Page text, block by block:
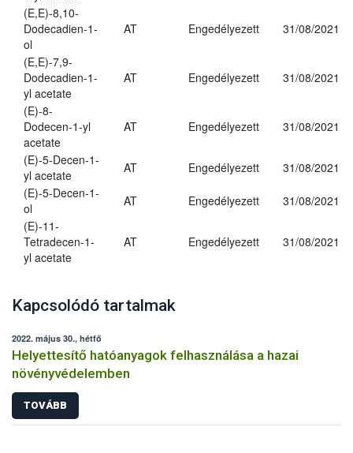
(E,E)-8,10-
Dodecadien-1-
ol
AT Engedélyezett 31/08/2021
(E,E)-7,9-
Dodecadien-1-
yl acetate
AT Engedélyezett 31/08/2021
(E)-8-
Dodecen-1-yl
acetate
AT Engedélyezett 31/08/2021
(E)-5-Decen-1-
yl acetate
AT Engedélyezett
31/08/2021
(E)-5-Decen-1-
ol
AT Engedélyezett
31/08/2021
(E)-11-
Tetradecen-1-
yl acetate
AT Engedélyezett 31/08/2021
Kapcsolódó tartalmak
2022. május 30., hétfő
Helyettesítő hatóanyagok felhasználása a hazai
növényvédelemben
TOVÁBB